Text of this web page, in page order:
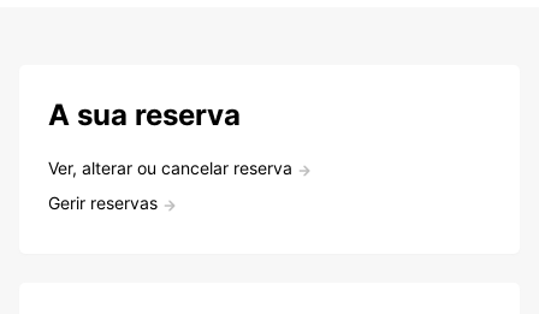
A sua reserva
Ver, alterar ou cancelar reserva
Gerir reservas